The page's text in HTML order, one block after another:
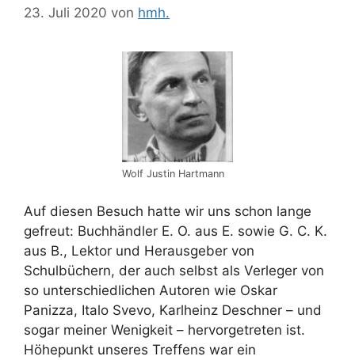
23. Juli 2020 von hmh.
Wolf Justin Hartmann
Auf diesen Besuch hatte wir uns schon lange
gefreut: Buchhändler E. O. aus E. sowie G. C. K.
aus B., Lektor und Herausgeber von
Schulbüchern, der auch selbst als Verleger von
so unterschiedlichen Autoren wie Oskar
Panizza, Italo Svevo, Karlheinz Deschner – und
sogar meiner Wenigkeit – hervorgetreten ist.
Höhepunkt unseres Treffens war ein